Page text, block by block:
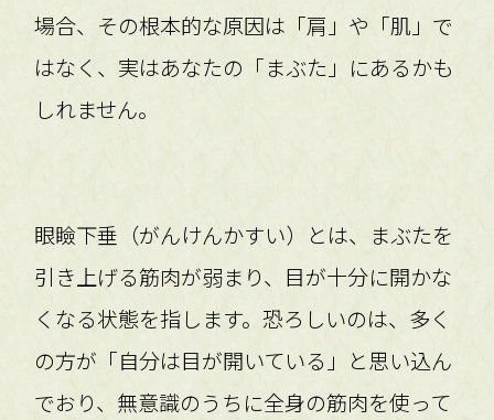
場合、その根本的な原因は「肩」や「肌」で
はなく、実はあなたの「まぶた」にあるかも
しれません。
眼瞼下垂（がんけんかすい）とは、まぶたを
引き上げる筋肉が弱まり、目が十分に開かな
くなる状態を指します。恐ろしいのは、多く
の方が「自分は目が開いている」と思い込ん
でおり、無意識のうちに全身の筋肉を使って